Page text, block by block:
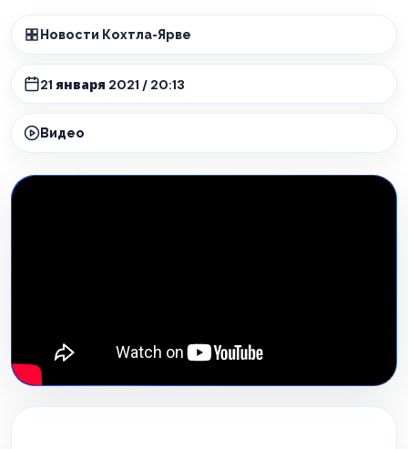
Новости Кохтла-Ярве
21 января 2021 / 20:13
Видео